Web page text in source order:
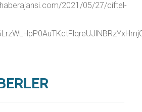
2021/05/27/ciftel-